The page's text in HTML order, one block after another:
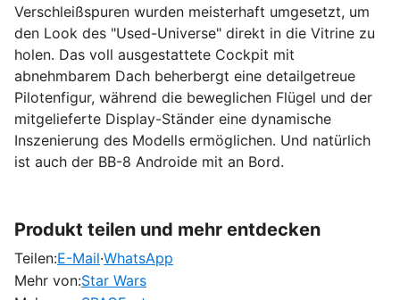
Verschleißspuren wurden meisterhaft umgesetzt, um
den Look des "Used-Universe" direkt in die Vitrine zu
holen. Das voll ausgestattete Cockpit mit
abnehmbarem Dach beherbergt eine detailgetreue
Pilotenfigur, während die beweglichen Flügel und der
mitgelieferte Display-Ständer eine dynamische
Inszenierung des Modells ermöglichen. Und natürlich
ist auch der BB-8 Androide mit an Bord.
Produkt teilen und mehr entdecken
Teilen:E-Mail·WhatsApp
Mehr von:Star Wars